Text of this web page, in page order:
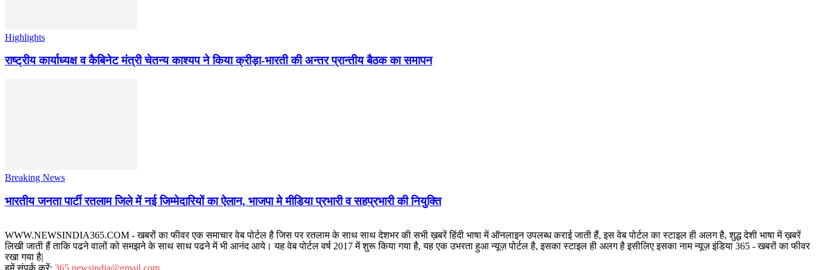
Highlights
राष्ट्रीय कार्याध्यक्ष व कैबिनेट मंत्री चेतन्य काश्यप ने किया क्रीड़ा-भारती की अन्तर प्रान्तीय बैठक का समापन
Breaking News
भारतीय जनता पार्टी रतलाम जिले में नई जिम्मेदारियों का ऐलान, भाजपा मे मीडिया प्रभारी व सहप्रभारी की नियुक्ति
WWW.NEWSINDIA365.COM - खबरों का फीवर एक समाचार वेब पोर्टल है जिस पर रतलाम के साथ साथ देशभर की सभी ख़बरें हिंदी भाषा में ऑनलाइन उपलब्ध कराई जाती हैं, इस वेब पोर्टल का स्टाइल ही अलग है, शुद्ध देशी भाषा में ख़बरें
लिखी जाती हैं ताकि पढने वालों को समझने के साथ साथ पढने में भी आनंद आये। यह वेब पोर्टल वर्ष 2017 में शुरू किया गया है, यह एक उभरता हुआ न्यूज़ पोर्टल है, इसका स्टाइल ही अलग है इसीलिए इसका नाम न्यूज़ इंडिया 365 - खबरों का फीवर
रखा गया है|